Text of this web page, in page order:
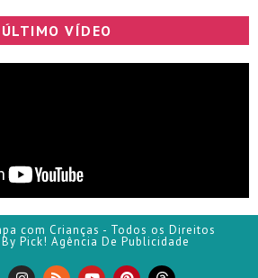
ÚLTIMO VÍDEO
com Crianças - Todos os Direitos
Pick! Agência De Publicidade